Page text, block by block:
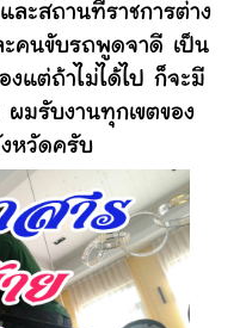
ะสถานที่ราชการต่าง
คนขับรถพูดจาดี เป็น
งแต่ถ้าไม่ได้ไป ก็จะมี
มรับงานทุกเขตของ
หวัดครับ